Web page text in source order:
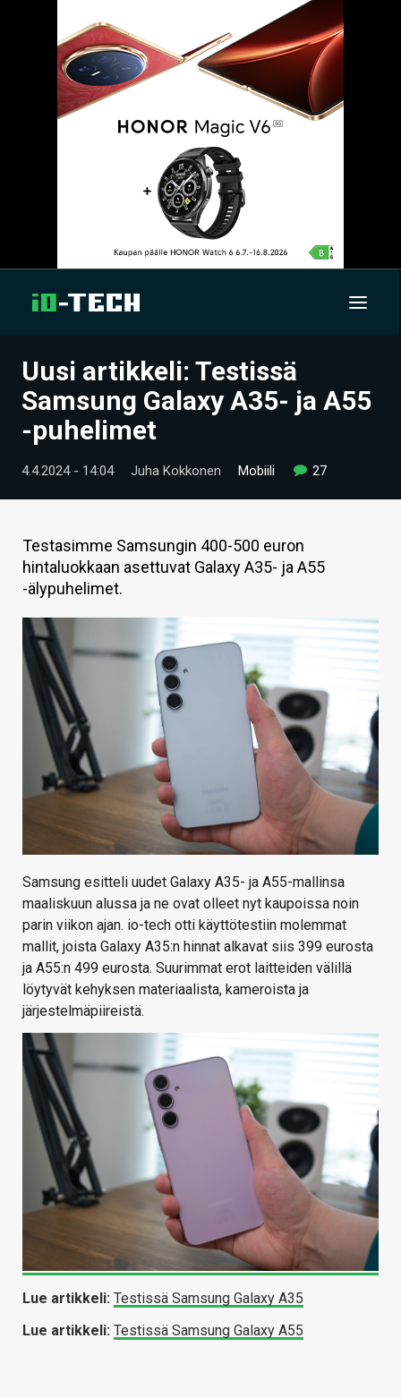
UUTISET
ARTIKKELIT
VIDEOT
TECHBBS
TIETOA
HINTA.FI
VAIHDA TEEMA
HAKU
Uusi artikkeli: Testissä
Samsung Galaxy A35- ja A55
-puhelimet
4.4.2024 - 14:04 Juha Kokkonen Mobiili 27
Testasimme Samsungin 400-500 euron
hintaluokkaan asettuvat Galaxy A35- ja A55
-älypuhelimet.
Samsung esitteli uudet Galaxy A35- ja A55-mallinsa
maaliskuun alussa ja ne ovat olleet nyt kaupoissa noin
parin viikon ajan. io-tech otti käyttötestiin molemmat
mallit, joista Galaxy A35:n hinnat alkavat siis 399 eurosta
ja A55:n 499 eurosta. Suurimmat erot laitteiden välillä
löytyvät kehyksen materiaalista, kameroista ja
järjestelmäpiireistä.
Lue artikkeli: Testissä Samsung Galaxy A35
Lue artikkeli: Testissä Samsung Galaxy A55